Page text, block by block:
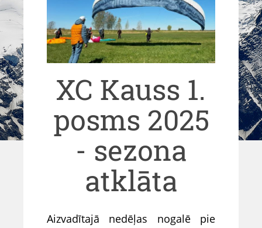
XC Kauss 1.
posms 2025
- sezona
atklāta
Aizvadītajā nedēļas nogalē pie